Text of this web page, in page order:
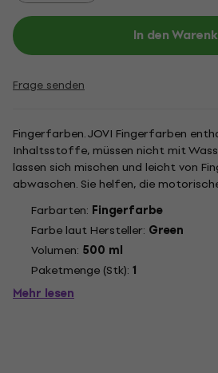
In den
Frage senden
Fingerfarben. JOVI Fingerfarben
Inhaltsstoffe, müssen nicht mit
lassen sich mischen und leicht von
abwaschen. Sie helfen, die
Feinmotorik von Händen und Fingern
direkt mit den Fingern, Pinsel, Rolle
aufgetragen werden....
Farbarten: Fingerfarbe
Farbe laut Hersteller: Green
Volumen: 500 ml
Paketmenge (Stk): 1
Mehr lesen